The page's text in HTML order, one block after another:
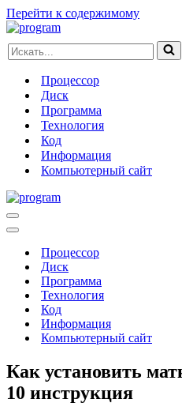
Перейти к содержимому
Искать...
Процессор
Диск
Программа
Технология
Код
Информация
Компьютерный сайт
Меню
навигации
Меню
навигацииПроцессор
Диск
Программа
Технология
Код
Информация
Компьютерный сайт
Как установить
10 инструкция